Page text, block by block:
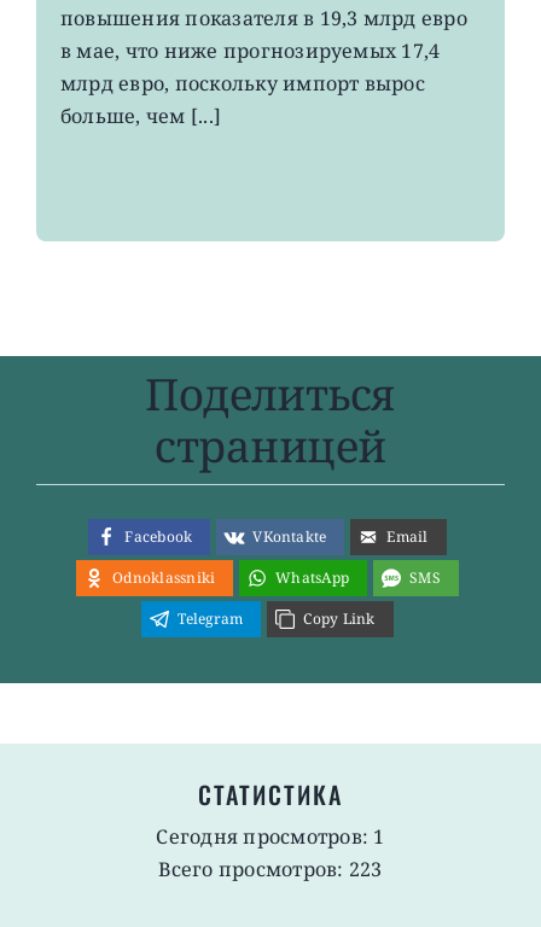
4-
летнего
повышения показателя в 19,3 млрд евро
в мае, что ниже прогнозируемых 17,4
млрд евро, поскольку импорт вырос
больше, чем [...]
Поделиться
страницей
Facebook VKontakte
Email
Odnoklassniki
WhatsApp
SMS
Telegram
Copy Link
СТАТИСТИКА
Сегодня просмотров: 1
Всего просмотров: 223